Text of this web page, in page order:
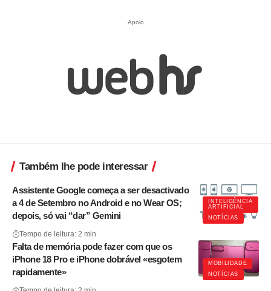
Apoio
Também lhe pode interessar
INTELIGÊNCIA
ARTIFICIAL
NOTÍCIAS
Assistente Google começa a ser desactivado
a 4 de Setembro no Android e no Wear OS;
depois, só vai “dar” Gemini
Tempo de leitura: 2 min
MOBILIDADE
NOTÍCIAS
Falta de memória pode fazer com que os
iPhone 18 Pro e iPhone dobrável «esgotem
rapidamente»